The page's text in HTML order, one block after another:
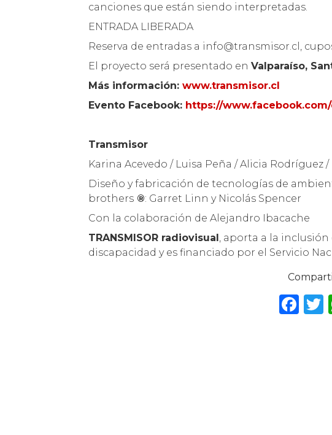
canciones que están siendo interpretadas.
ENTRADA LIBERADA
Reserva de entradas a info@transmisor.cl,
El proyecto será presentado enValparaíso,
Más información:www.transmisor.cl
Evento Facebook: https://
Transmisor
Karina Acevedo / Luisa Peña / Alicia Rodríguez
Diseño y fabricación de tecnologías de
brothers ®: Garret Linn y Nicolás Spencer
Con la colaboración de Alejandro Ibacache
TRANSMISOR radiovisual , aporta a la
discapacidad y es financiado por el Servicio
F